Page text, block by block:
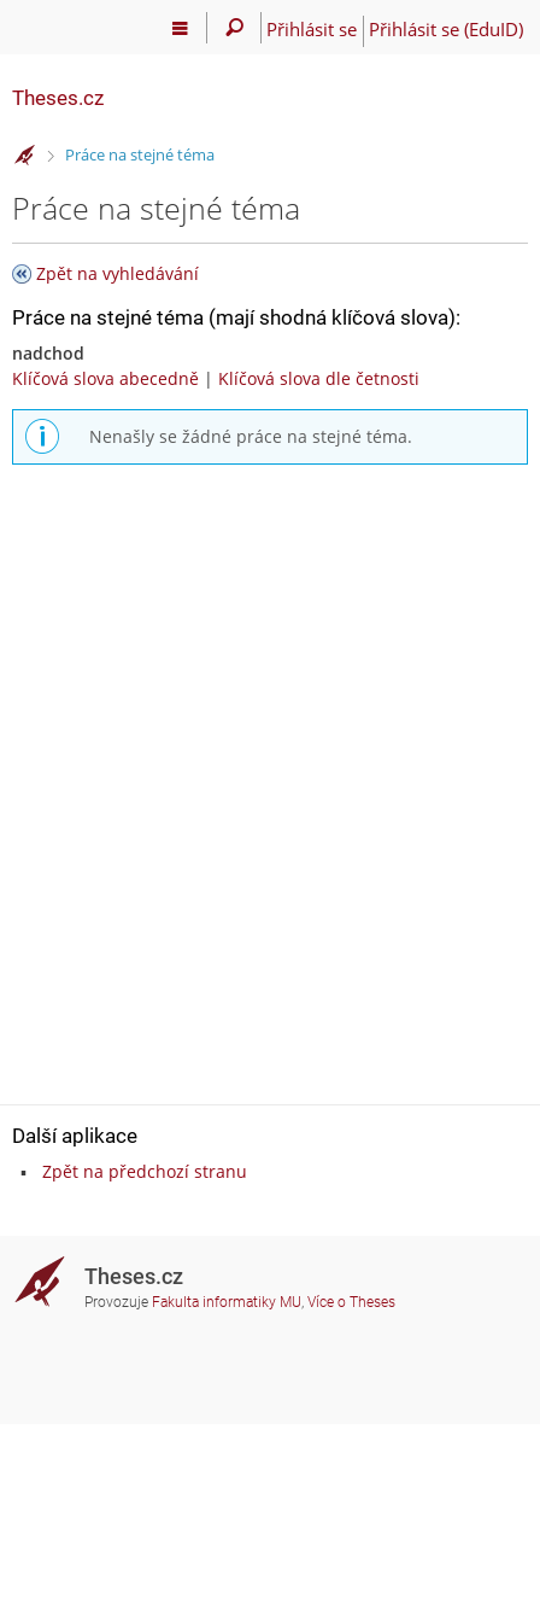
Přihlásit se Přihlásit se (EduID)
Theses.cz
>Práce na stejné téma
Práce na stejné téma
Zpět na vyhledávání
Práce na stejné téma (mají shodná klíčová slova):
nadchod
Klíčová slova abecedně | Klíčová slova dle četnosti
Nenašly se žádné práce na stejné téma.
Další aplikace
Zpět na předchozí stranu
Theses.cz
Provozuje Fakulta informatiky MU, Více o Theses